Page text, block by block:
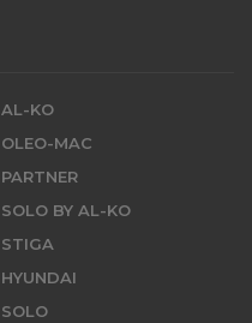
AL-KO
OLEO-MAC
PARTNER
SOLO BY AL-KO
STIGA
HYUNDAI
SOLO